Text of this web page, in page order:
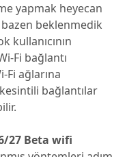
yapmak heyecan
beklenmedik
kullanıcının
Fi bağlantı
ağlarına
bağlantılar
27 Beta wifi